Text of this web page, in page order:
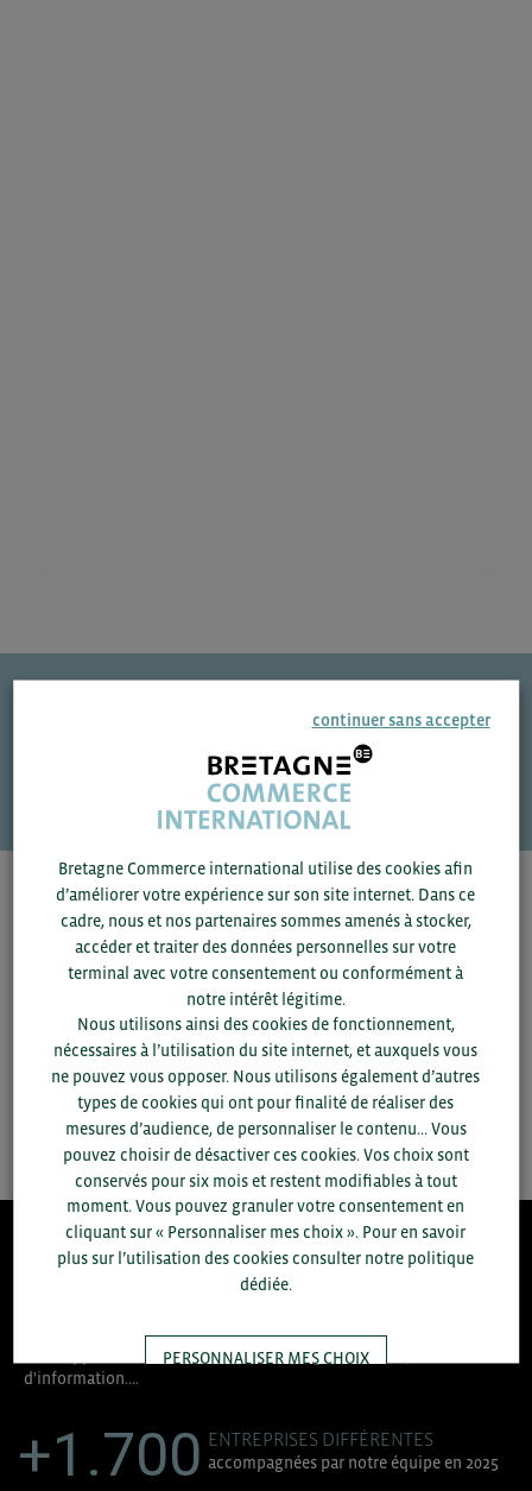
Une question ?
VOS CONTACTS
Pour voir les contacts, merci de renseigner votre
département et votre secteurou connectez-vous.
SAUVEGARDER
8.300
ACCOMPAGNEMENTS RÉALISÉS EN 2025
développement commercial, conseils réglementaires, réunions
d'information....
+1.700 ENTREPRISES DIFFÉRENTES
accompagnées par notre équipe en 2025
continuer sans accepter
Bretagne Commerce international utilise des cookies afin
d’améliorer votre expérience sur son site internet. Dans ce
cadre, nous et nos partenaires sommes amenés à stocker,
accéder et traiter des données personnelles sur votre
terminal avec votre consentement ou conformément à
notre intérêt légitime.
Nous utilisons ainsi des cookies de fonctionnement,
nécessaires à l’utilisation du site internet, et auxquels vous
ne pouvez vous opposer. Nous utilisons également d’autres
types de cookies qui ont pour finalité de réaliser des
mesures d’audience, de personnaliser le contenu... Vous
pouvez choisir de désactiver ces cookies. Vos choix sont
conservés pour six mois et restent modifiables à tout
moment. Vous pouvez granuler votre consentement en
cliquant sur « Personnaliser mes choix ». Pour en savoir
plus sur l’utilisation des cookies consulter notre politique
dédiée.
PERSONNALISER MES CHOIX
TOUT ACCEPTER